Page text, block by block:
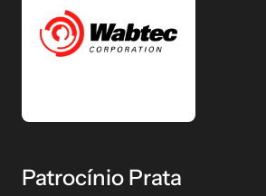
Patrocínio Prata